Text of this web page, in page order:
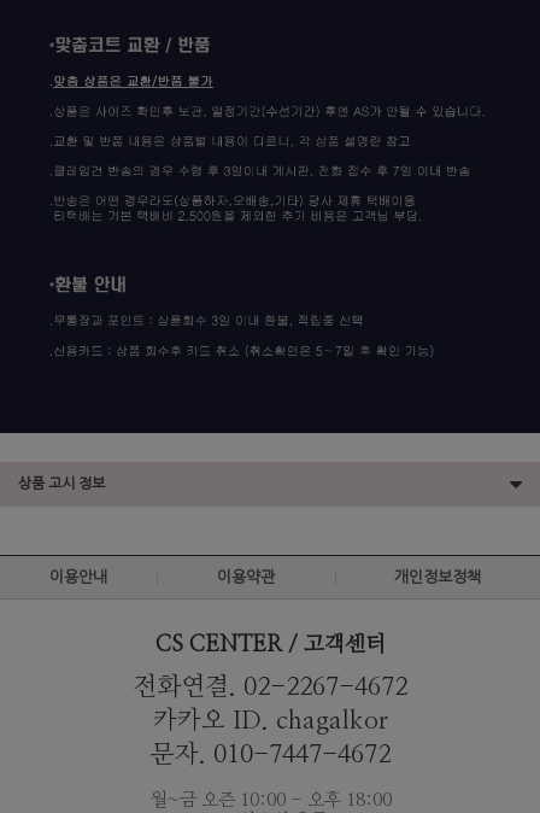
상품 고시 정보
이용안내 이용약관 개인정보정책
CS CENTER / 고객센터
전화연결. 02-2267-4672
카카오 ID. chagalkor
문자. 010-7447-4672
월~금 오즌 10:00 - 오후 18:00